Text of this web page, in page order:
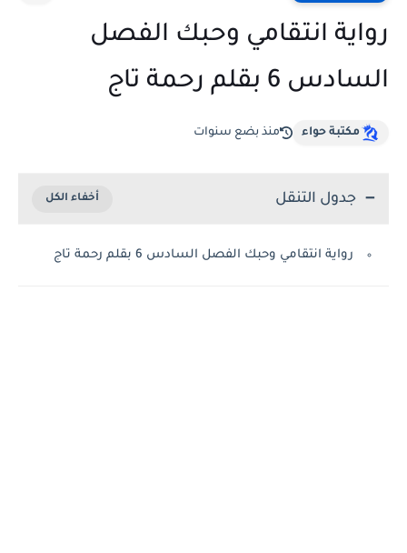
رواية انتقامي وحبك الفصل
السادس 6 بقلم رحمة تاج
مكتبة حواء منذ بضع سنوات
جدول التنقل
رواية انتقامي وحبك الفصل السادس 6 بقلم رحمة تاج